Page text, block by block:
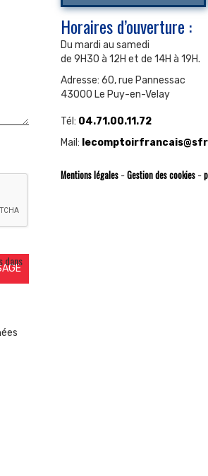
dans
Horaires d’ouverture :
Du mardi au samedi
de 9H30 à 12H et de 14H à 19H.
Adresse: 60, rue Pannessac
43000 Le Puy-en-Velay
Tél: 04.71.00.11.72
Mail:
Mentions légales - Gestion des cookies -